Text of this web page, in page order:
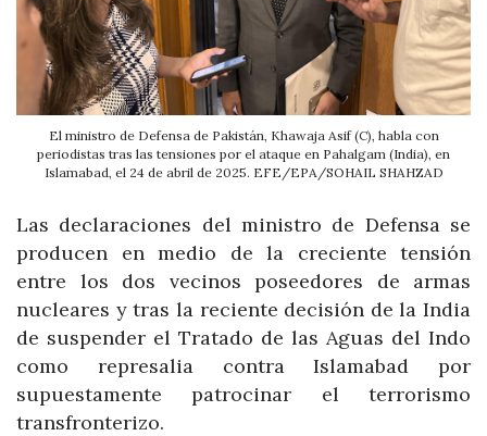
El ministro de Defensa de Pakistán, Khawaja Asif (C), habla con
periodistas tras las tensiones por el ataque en Pahalgam (India), en
Islamabad, el 24 de abril de 2025. EFE/EPA/SOHAIL SHAHZAD
Las declaraciones del ministro de Defensa se
producen en medio de la creciente tensión
entre los dos vecinos poseedores de armas
nucleares y tras la reciente decisión de la India
de suspender el Tratado de las Aguas del Indo
como represalia contra Islamabad por
supuestamente patrocinar el terrorismo
transfronterizo.